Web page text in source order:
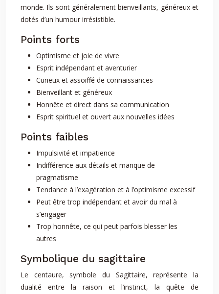
monde. Ils sont généralement bienveillants, généreux et
dotés d’un humour irrésistible.
Points forts
Optimisme et joie de vivre
Esprit indépendant et aventurier
Curieux et assoiffé de connaissances
Bienveillant et généreux
Honnête et direct dans sa communication
Esprit spirituel et ouvert aux nouvelles idées
Points faibles
Impulsivité et impatience
Indifférence aux détails et manque de
pragmatisme
Tendance à l’exagération et à l’optimisme excessif
Peut être trop indépendant et avoir du mal à
s’engager
Trop honnête, ce qui peut parfois blesser les
autres
Symbolique du sagittaire
Le centaure, symbole du Sagittaire, représente la
dualité entre la raison et l’instinct, la quête de